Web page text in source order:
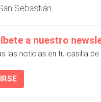
Sebastián.
a nuestro
las noticias en tu casilla de